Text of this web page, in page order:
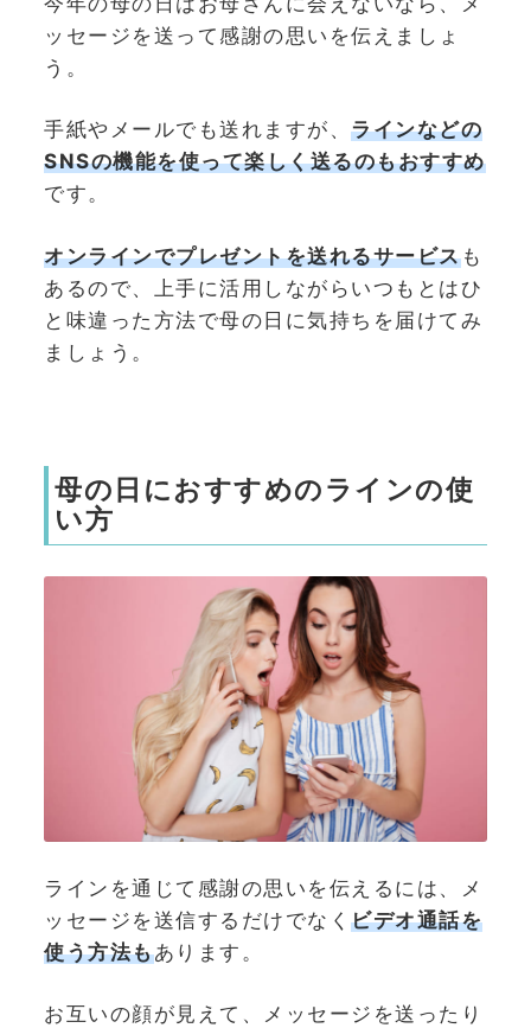
ッセージを送って感謝の思いを伝えましょ
う。
手紙やメールでも送れますが、 ラインなどの
SNSの機能を使って楽しく送るのもおすすめ
です。
オンラインでプレゼントを送れるサービスも
あるので、上手に活用しながらいつもとはひ
と味違った方法で母の日に気持ちを届けてみ
ましょう。
母の日におすすめのラインの使
い方
ラインを通じて感謝の思いを伝えるには、メ
ッセージを送信するだけでなく ビデオ通話を
使う方法もあります。
お互いの顔が見えて、メッセージを送ったり